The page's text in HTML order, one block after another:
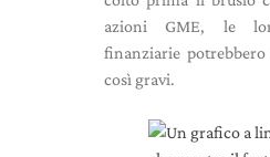
azioni GME, le
finanziarie
così gravi.